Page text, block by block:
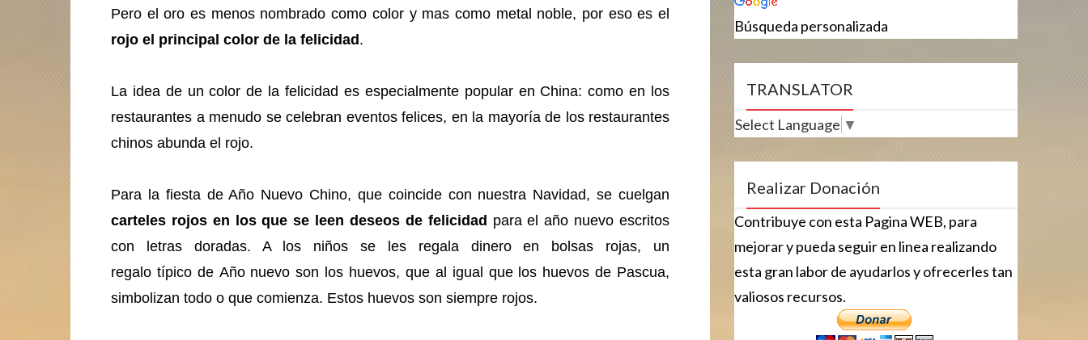
Pero el oro es menos nombrado como color y mas como metal noble, por eso es el
rojo el principal color de la felicidad.
La idea de un color de la felicidad es especialmente popular en China: como en los
restaurantes a menudo se celebran eventos felices, en la mayoría de los restaurantes
chinos abunda el rojo.
Para la fiesta de Año Nuevo Chino, que coincide con nuestra Navidad, se cuelgan
carteles rojos en los que se leen deseos de felicidad para el año nuevo escritos
con letras doradas. A los niños se les regala dinero en bolsas rojas, un
regalo típico de Año nuevo son los huevos, que al igual que los huevos de Pascua,
simbolizan todo o que comienza. Estos huevos son siempre rojos.
Búsqueda personalizada
TRANSLATOR
Select Language ▼
Realizar Donación
Contribuye con esta Pagina WEB, para
mejorar y pueda seguir en linea realizando
esta gran labor de ayudarlos y ofrecerles tan
valiosos recursos.